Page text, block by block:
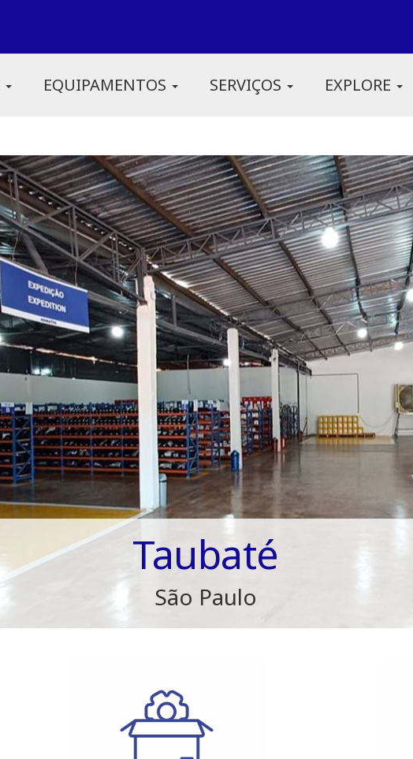
EQUIPAMENTOS SERVIÇOS EXPLORE
Taubaté
São Paulo